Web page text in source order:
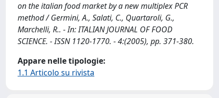
on the italian food market by a new multiplex PCR
method / Germini, A., Salati, C., Quartaroli, G.,
Marchelli, R.. - In: ITALIAN JOURNAL OF FOOD
SCIENCE. - ISSN 1120-1770. - 4:(2005), pp. 371-380.
Appare nelle tipologie:
1.1 Articolo su rivista